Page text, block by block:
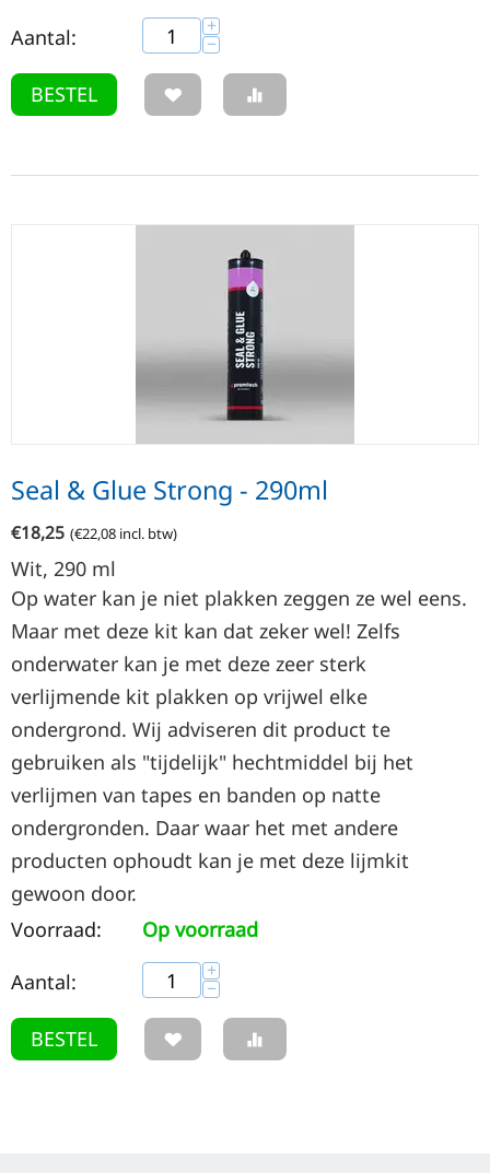
Aantal:
+
−
BESTEL
Seal & Glue Strong - 290ml
€18,25 (€22,08 incl. btw)
Wit, 290 ml
Op water kan je niet plakken zeggen ze wel eens.
Maar met deze kit kan dat zeker wel! Zelfs
onderwater kan je met deze zeer sterk
verlijmende kit plakken op vrijwel elke
ondergrond. Wij adviseren dit product te
gebruiken als "tijdelijk" hechtmiddel bij het
verlijmen van tapes en banden op natte
ondergronden. Daar waar het met andere
producten ophoudt kan je met deze lijmkit
gewoon door.
Voorraad:
Op voorraad
Aantal:
+
−
BESTEL